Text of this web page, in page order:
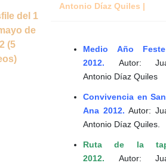
del 1
de
(5
Antonio Díaz Quiles |
Medio Año
2012.
Autor:
Antonio Díaz Quiles
Convivencia en
Ana 2012. Autor:
Antonio Díaz Quiles.
Ruta de la
2012. Autor: